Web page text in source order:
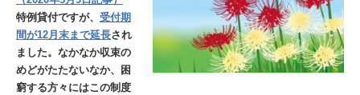
特例貸付ですが、 受付期
間が12月末まで延長され
ました。なかなか収束の
めどがたたないなか、困
窮する方々にはこの制度